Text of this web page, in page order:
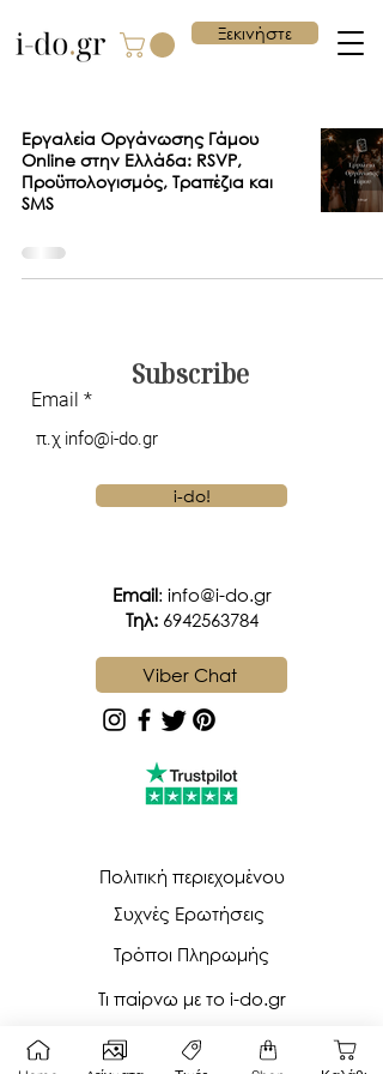
Ξεκινήστε
Εργαλεία Οργάνωσης Γάμου
Online στην Ελλάδα: RSVP,
Προϋπολογισμός, Τραπέζια και
SMS
Subscribe
Email
i-do!
Email: info@i-do.gr
Tηλ: 6942563784
Viber Chat
Πολιτική περιεχομένου
Συχνές Ερωτήσεις
Τρόποι Πληρωμής
Τι παίρνω με το i-do.gr
Όροι Χρήσης